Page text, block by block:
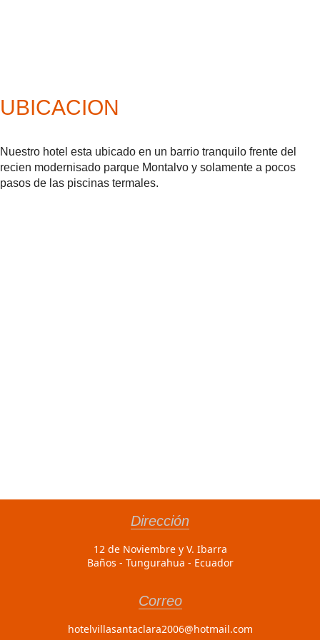
UBICACION
Nuestro hotel esta ubicado en un barrio tranquilo frente del
recien modernisado parque Montalvo y solamente a pocos
pasos de las piscinas termales.
Dirección
12 de Noviembre y V. Ibarra
Baños - Tungurahua - Ecuador
Correo
hotelvillasantaclara2006@hotmail.com